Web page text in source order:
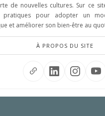
de nouvelles cultures. Sur ce
pratiques pour adopter un
et améliorer son bien-être au
À PROPOS DU SITE